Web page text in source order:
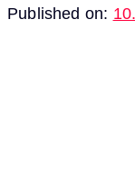
Published on: